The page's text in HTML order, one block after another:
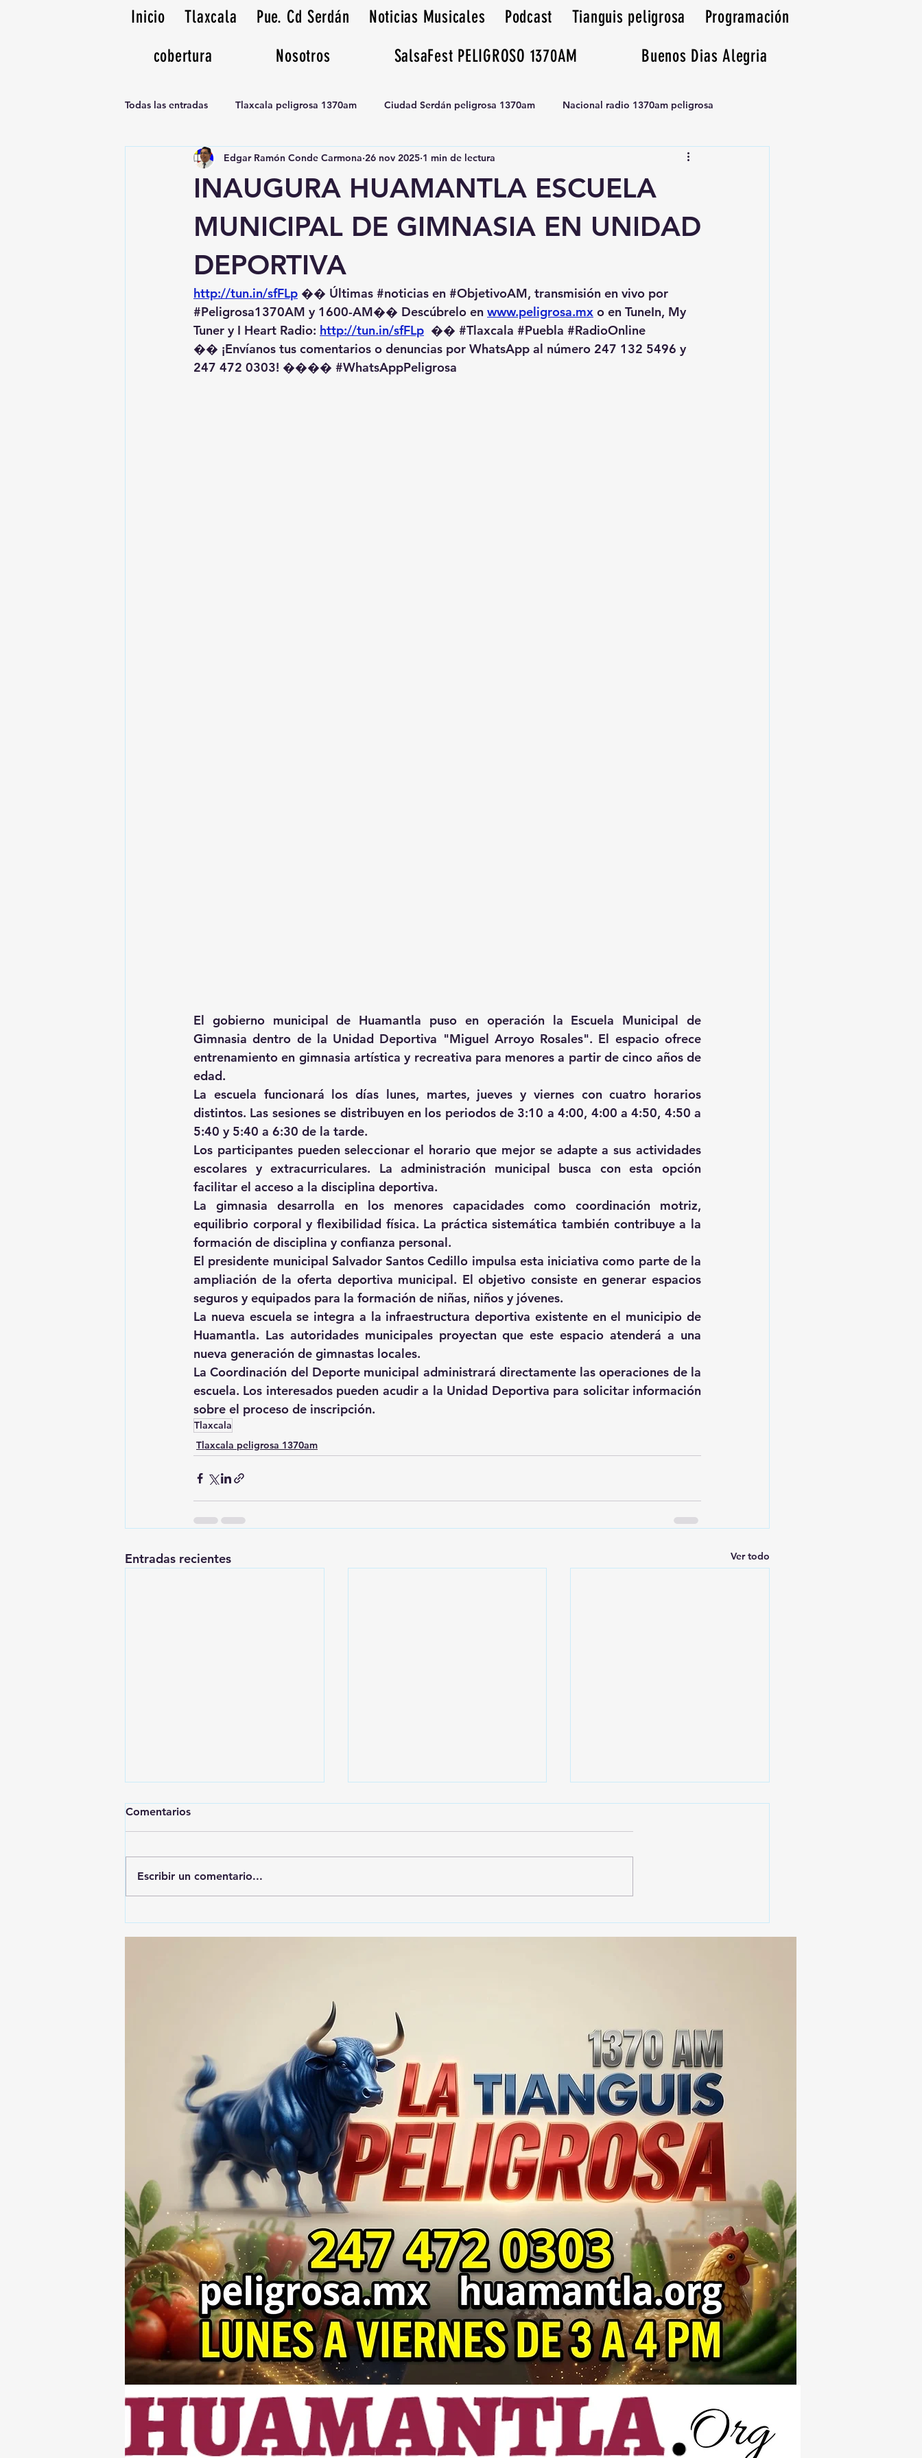
Inicio Tlaxcala Pue. Cd Serdán Noticias Musicales Podcast Tianguis peligrosa
Programación
cobertura
Nosotros SalsaFest PELIGROSO 1370AM Buenos Dias Alegria
Todas las entradas Tlaxcala peligrosa 1370am Ciudad Serdán peligrosa 1370am Nacional radio 1370am peligrosa
Noticias Musicales radio 1370am Tianguis peligrosa 1370am huamantla
INAUGURA HUAMANTLA ESCUELA
MUNICIPAL DE GIMNASIA EN UNIDAD
DEPORTIVA
Edgar Ramón Conde Carmona 26 nov 2025 1 min de lectura
http://tun.in/sfFLp �� Últimas #noticias en #ObjetivoAM, transmisión en vivo por
#Peligrosa1370AM y 1600-AM��️ Descúbrelo en www.peligrosa.mx o en TuneIn, My
Tuner y I Heart Radio: http://tun.in/sfFLp �� #Tlaxcala #Puebla #RadioOnline
�� ¡Envíanos tus comentarios o denuncias por WhatsApp al número 247 132 5496 y
247 472 0303! ��️�� #WhatsAppPeligrosa
El gobierno municipal de Huamantla puso en operación la Escuela Municipal de
Gimnasia dentro de la Unidad Deportiva "Miguel Arroyo Rosales". El espacio ofrece
entrenamiento en gimnasia artística y recreativa para menores a partir de cinco años de
edad.
La escuela funcionará los días lunes, martes, jueves y viernes con cuatro horarios
distintos. Las sesiones se distribuyen en los periodos de 3:10 a 4:00, 4:00 a 4:50, 4:50 a
5:40 y 5:40 a 6:30 de la tarde.
Los participantes pueden seleccionar el horario que mejor se adapte a sus actividades
escolares y extracurriculares. La administración municipal busca con esta opción
facilitar el acceso a la disciplina deportiva.
La gimnasia desarrolla en los menores capacidades como coordinación motriz,
equilibrio corporal y flexibilidad física. La práctica sistemática también contribuye a la
formación de disciplina y confianza personal.
El presidente municipal Salvador Santos Cedillo impulsa esta iniciativa como parte de la
ampliación de la oferta deportiva municipal. El objetivo consiste en generar espacios
seguros y equipados para la formación de niñas, niños y jóvenes.
La nueva escuela se integra a la infraestructura deportiva existente en el municipio de
Huamantla. Las autoridades municipales proyectan que este espacio atenderá a una
nueva generación de gimnastas locales.
La Coordinación del Deporte municipal administrará directamente las operaciones de la
escuela. Los interesados pueden acudir a la Unidad Deportiva para solicitar información
sobre el proceso de inscripción.
Tlaxcala
Tlaxcala peligrosa 1370am
Entradas recientes Ver todo
GARCIA, EL MÁS
asegura que no habrá
destaca instalación de 2 mil
Comentarios
Escribir un comentario...